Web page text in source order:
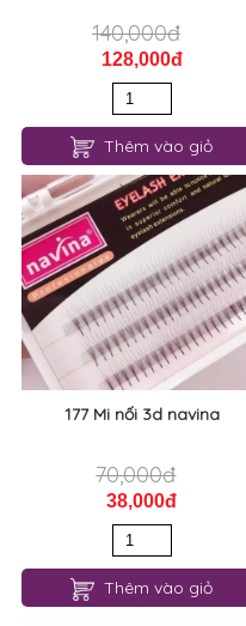
140,000đ
128,000đ
Thêm vào giỏ
177 Mi nối 3d navina
70,000đ
38,000đ
Thêm vào giỏ